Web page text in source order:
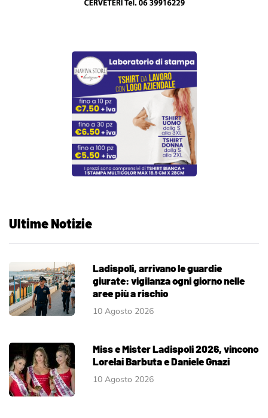
Ultime Notizie
Ladispoli, arrivano le guardie
giurate: vigilanza ogni giorno nelle
aree più a rischio
10 Agosto 2026
Miss e Mister Ladispoli 2026, vincono
Lorelai Barbuta e Daniele Gnazi
10 Agosto 2026